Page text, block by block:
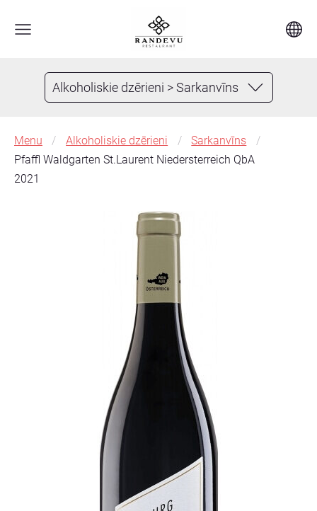
Alkoholiskie dzērieni > Sarkanvīns
Menu Alkoholiskie dzērieni
Sarkanvīns
Pfaffl Waldgarten St.Laurent Niedersterreich QbA
2021